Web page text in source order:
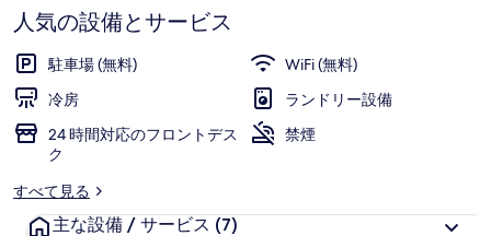
で
す
人気の設備とサービス
駐車場 (無料)
WiFi (無料)
冷房
ランドリー設備
24 時間対応のフロントデス
ク
禁煙
すべて見る
主な設備 / サービス (7)